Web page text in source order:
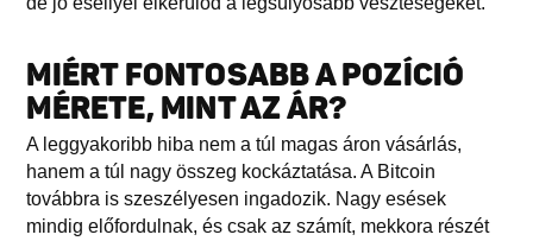
MIÉRT FONTOSABB A POZÍCIÓ
MÉRETE, MINT AZ ÁR?
A leggyakoribb hiba nem a túl magas áron vásárlás,
hanem a túl nagy összeg kockáztatása. A Bitcoin
továbbra is szeszélyesen ingadozik. Nagy esések
mindig előfordulnak, és csak az számít, mekkora részét